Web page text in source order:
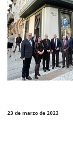
23 de marzo de 2023